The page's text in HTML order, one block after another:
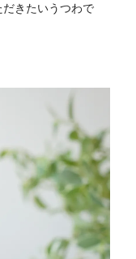
きたいうつわで